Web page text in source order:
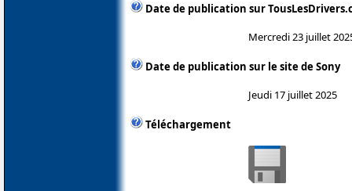
Date de publication sur
Mercredi 23 juillet
Date de publication sur le site de Sony
Jeudi 17 juillet 2025
Téléchargement